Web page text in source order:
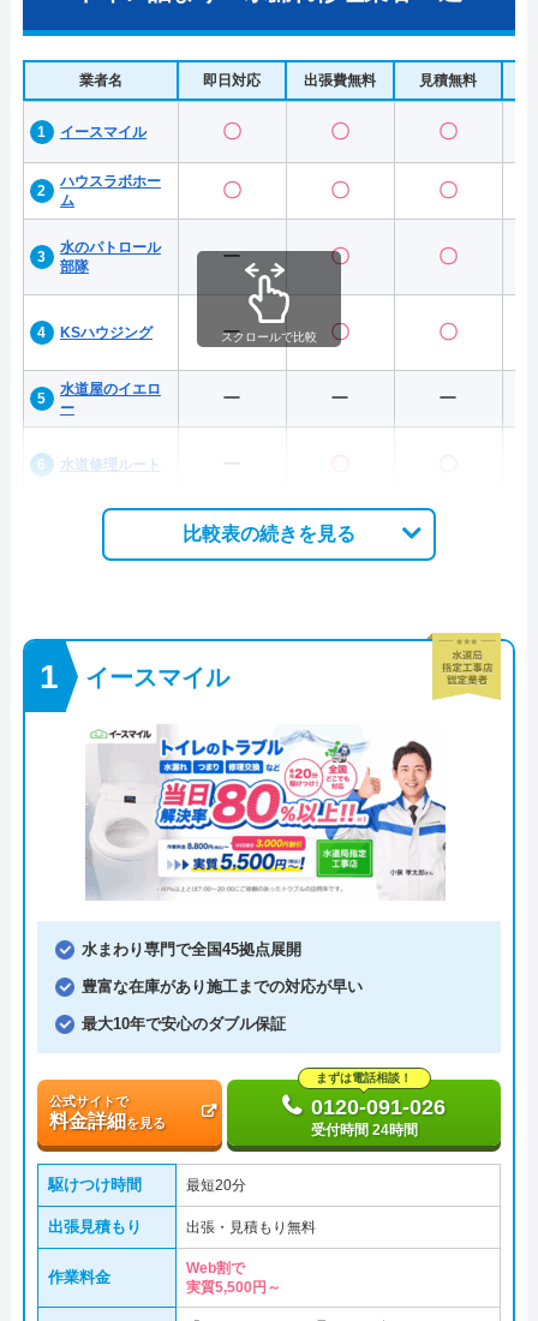
業者名 即日対応 出張費無料 見積無料
イースマイル 〇 〇 〇
ハウスラボホー
ム
〇 〇 〇
水のパトロール
部隊
ー 〇 〇
KSハウジング ー 〇 〇
水道屋のイエロ
ー
ー ー ー
水道修理ルート ー 〇 〇
スクロールで比較
比較表の続きを見る
イースマイル
水まわり専門で全国45拠点展開
豊富な在庫があり施工までの対応が早い
最大10年で安心のダブル保証
公式サイトで
料金詳細を見る
まずは電話相談！
0120-091-026
受付時間 24時間
駆けつけ時間 最短20分
出張見積もり 出張・見積もり無料
作業料金
Web割で
実質5,500円～